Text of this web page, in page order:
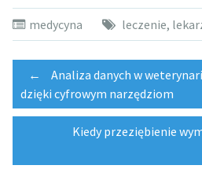
medycyna leczenie,
Post
navigation
←
Analiza danych w
dzięki cyfrowym narzędziom
Kiedy przeziębienie